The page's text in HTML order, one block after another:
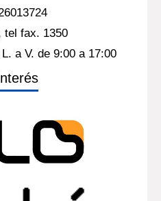
tel fax. 1350
a V. de 9:00 a 17:00